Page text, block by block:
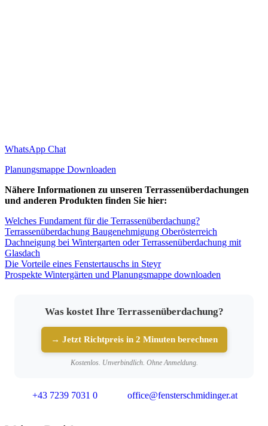
WhatsApp Chat
Planungsmappe Downloaden
Nähere Informationen zu unseren Terrassenüberdachungen
und anderen Produkten finden Sie hier:
Welches Fundament für die Terrassenüberdachung?
Terrassenüberdachung Baugenehmigung Oberösterreich
Dachneigung bei Wintergarten oder Terrassenüberdachung mit
Glasdach
Die Vorteile eines Fenstertauschs in Steyr
Prospekte Wintergärten und Planungsmappe downloaden
Was kostet Ihre Terrassenüberdachung?
→ Jetzt Richtpreis in 2 Minuten berechnen
Kostenlos. Unverbindlich. Ohne Anmeldung.
+43 7239 7031 0 office@fensterschmidinger.at